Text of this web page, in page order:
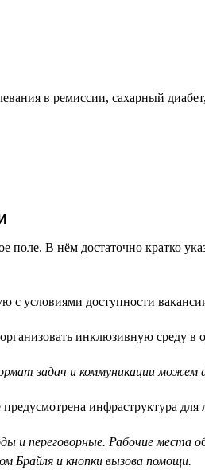
в ремиссии, сахарный
поле. В нём достаточно кратко
условиями доступности
инклюзивную среду в
задач и коммуникации можем
инфраструктура
и переговорные. Рабочие места
Брайля и кнопки вызова помощи.